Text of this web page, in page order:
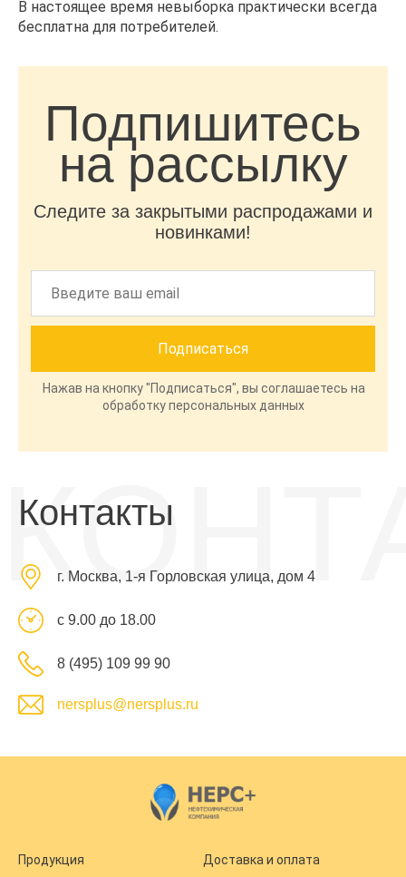
В настоящее время невыборка практически всегда
бесплатна для потребителей.
Подпишитесь
на рассылку
Следите за закрытыми распродажами и
новинками!
Нажав на кнопку "Подписаться", вы соглашаетесь на
обработку персональных данных
Контакты
г. Москва, 1-я Горловская улица, дом 4
с 9.00 до 18.00
8 (495) 109 99 90
nersplus@nersplus.ru
Продукция Доставка и оплата